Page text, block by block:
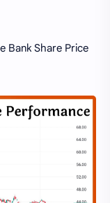
Bank Share Price